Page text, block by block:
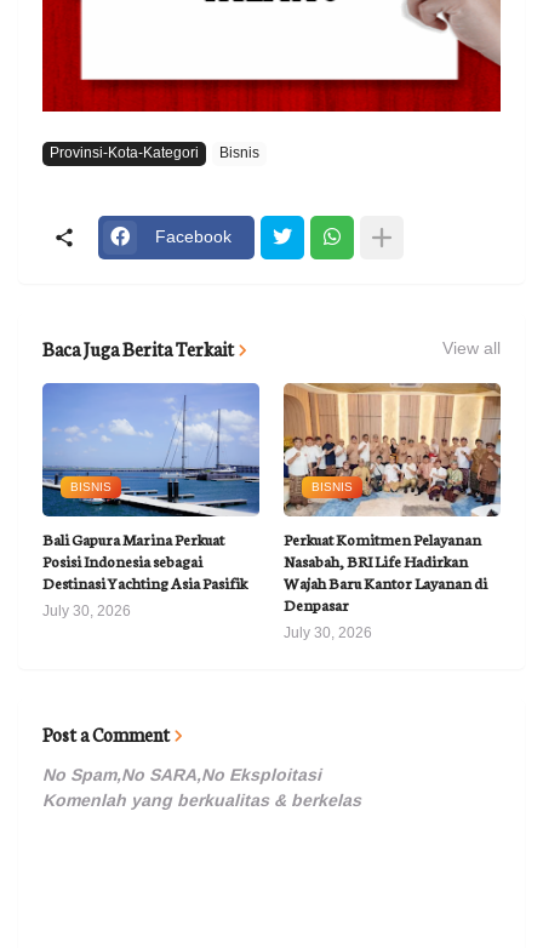
Provinsi-Kota-Kategori Bisnis
Facebook
Baca Juga Berita Terkait View all
BISNIS
Bali Gapura Marina Perkuat
Posisi Indonesia sebagai
Destinasi Yachting Asia Pasifik
July 30, 2026
BISNIS
Perkuat Komitmen Pelayanan
Nasabah, BRI Life Hadirkan
Wajah Baru Kantor Layanan di
Denpasar
July 30, 2026
Post a Comment
No Spam,No SARA,No Eksploitasi
Komenlah yang berkualitas & berkelas